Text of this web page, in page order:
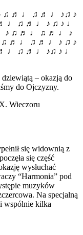
♫ ♬ ♩ ♫ ♬ ♩ ♪♫ ♪
♩ ♫ ♬ ♩ ♪ ♫ ♪ ♩
♪ ♫ ♬ ♩ ♫ ♬ ♩ ♪
♬ ♩ ♫ ♬ ♩ ♪ ♫ ♪
♩ ♫ ♬ ♩ ♪♫ ♪ ♩
– okazją do
do Ojczyzny.
Wieczoru
się widownią z
się część
wysłuchać
“Harmonia” pod
muzyków
Na specjalną
wspólnie kilka